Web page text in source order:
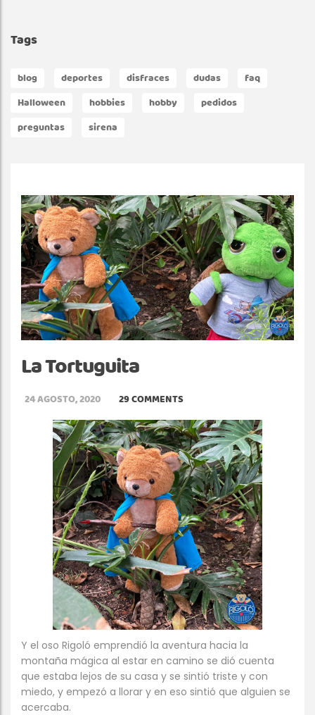
Tags
blog deportes disfraces dudas
faq
Halloween
hobbies hobby
pedidos
preguntas
sirena
La Tortuguita
24 AGOSTO, 2020 29 COMMENTS
Y el oso Rigoló emprendió la aventura hacia la
montaña mágica al estar en camino se dió cuenta
que estaba lejos de su casa y se sintió triste y con
miedo, y empezó a llorar y en eso sintió que alguien se
acercaba.